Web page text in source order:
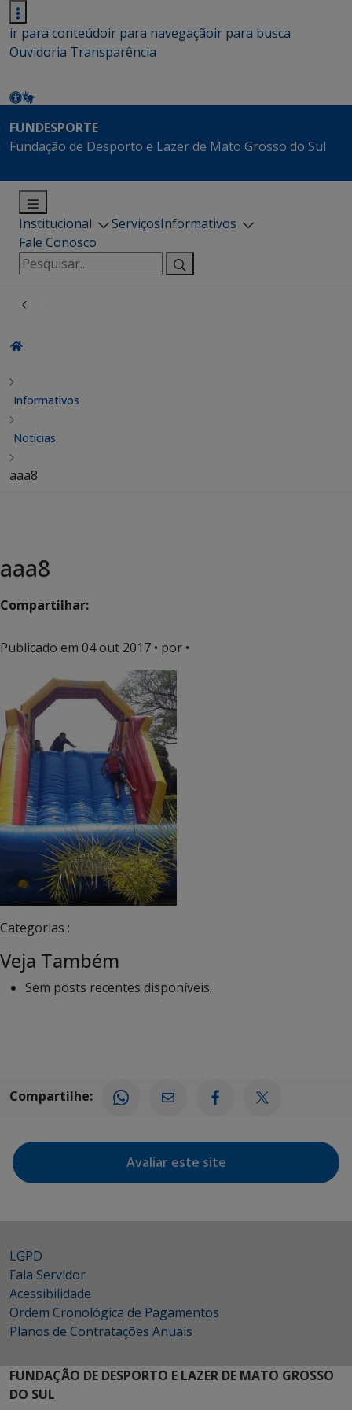
ir para conteúdoir para navegaçãoir para busca
Ouvidoria Transparência
FUNDESPORTE
Fundação de Desporto e Lazer de Mato Grosso do Sul
Institucional ServiçosInformativos
Fale Conosco
Pesquisar
por:
Informativos
Notícias
aaa8
aaa8
Compartilhar:
Publicado em 04 out 2017 • por •
Categorias :
Veja Também
Sem posts recentes disponíveis.
Compartilhe:
Avaliar este site
LGPD
Fala Servidor
Acessibilidade
Ordem Cronológica de Pagamentos
Planos de Contratações Anuais
FUNDAÇÃO DE DESPORTO E LAZER DE MATO GROSSO
DO SUL